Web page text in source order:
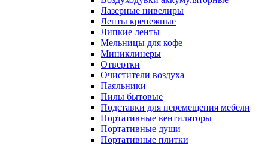
Лазерные нивелиры
Ленты крепежные
Липкие ленты
Мельницы для кофе
Миниклинеры
Отвертки
Очистители воздуха
Паяльники
Пилы бытовые
Подставки для перемещения мебели
Портативные вентиляторы
Портативные души
Портативные плитки